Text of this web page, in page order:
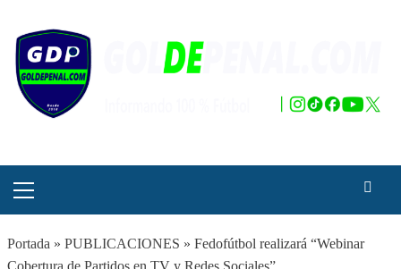
contenido
principal
Portada » PUBLICACIONES » Fedofútbol realizará “Webinar
Cobertura de Partidos en TV y Redes Sociales”